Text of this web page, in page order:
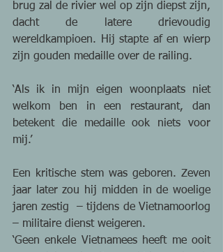
brug zal de rivier wel op zijn diepst zijn,
dacht de latere drievoudig
wereldkampioen. Hij stapte af en wierp
zijn gouden medaille over de railing.
‘Als ik in mijn eigen woonplaats niet
welkom ben in een restaurant, dan
betekent die medaille ook niets voor
mij.’
Een kritische stem was geboren. Zeven
jaar later zou hij midden in de woelige
jaren zestig  – tijdens de Vietnamoorlog
– militaire dienst weigeren.
‘Geen enkele Vietnamees heeft me ooit